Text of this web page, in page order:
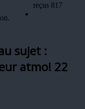
reçus 817
sujet :
atmo! 22